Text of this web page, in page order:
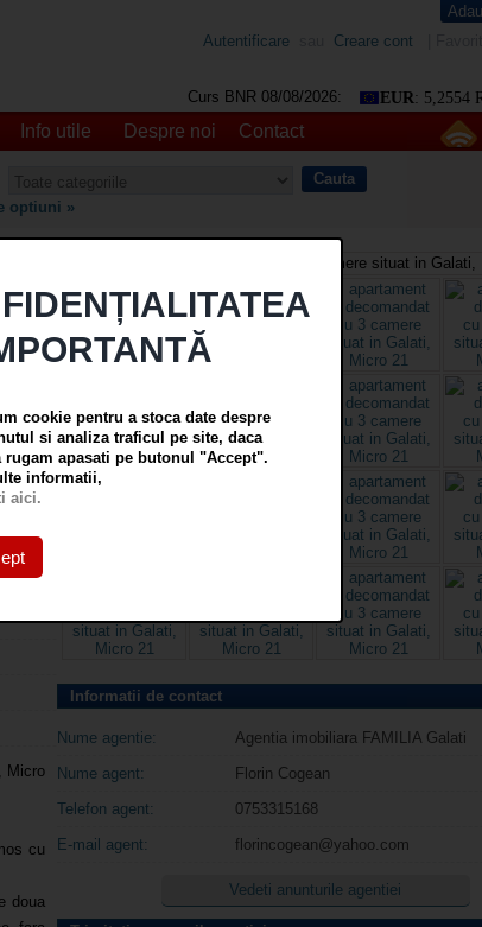
Autentificare Creare cont
Curs BNR 08/08/2026: EUR: 5,2554
Info utile Despre noi Contact
optiuni »
Micro
cu
doua
Informatii de contact
Nume agentie:
Agentia imobiliara FAMILIA Galati
Nume agent:
Florin Cogean
Telefon agent:
0753315168
E-mail agent:
florincogean@yahoo.com
Vedeti anunturile agentiei
cookie pentru a stoca date despre
si analiza traficul pe site, daca
apasati pe butonul "Accept".
informatii,
aici.